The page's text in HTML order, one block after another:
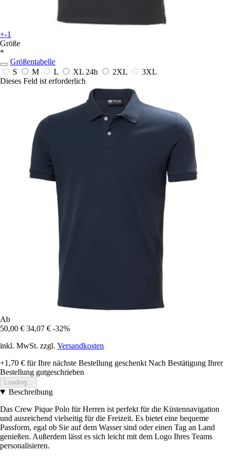
+-1
Größe
*
Größentabelle
S
M L XL 24h 2XL
3XL
Dieses Feld ist erforderlich
Ab
50,00 € 34,07 € -32%
inkl. MwSt. zzgl. Versandkosten
+1,70 € für Ihre nächste Bestellung geschenkt Nach Bestätigung Ihrer
Bestellung gutgeschrieben
Loading...
Beschreibung
Das Crew Pique Polo für Herren ist perfekt für die Küstennavigation
und ausreichend vielseitig für die Freizeit. Es bietet eine bequeme
Passform, egal ob Sie auf dem Wasser sind oder einen Tag an Land
genießen. Außerdem lässt es sich leicht mit dem Logo Ihres Teams
personalisieren.